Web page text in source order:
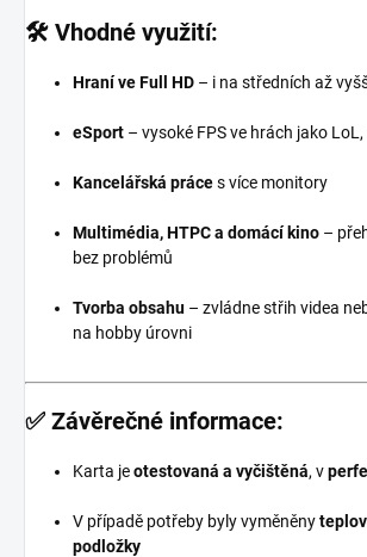
🛠️ Vhodné využití:
Hraní ve Full HD – i na středních až
eSport – vysoké FPS ve hrách jako LoL,
Kancelářská práces více monitory
Multimédia, HTPC a domácí kino –
bez problémů
Tvorba obsahu – zvládne střih videa
na hobby úrovni
✅ Závěrečné informace:
Karta jeotestovaná a vyčištěná, v
V případě potřeby byly vyměněny
podložky